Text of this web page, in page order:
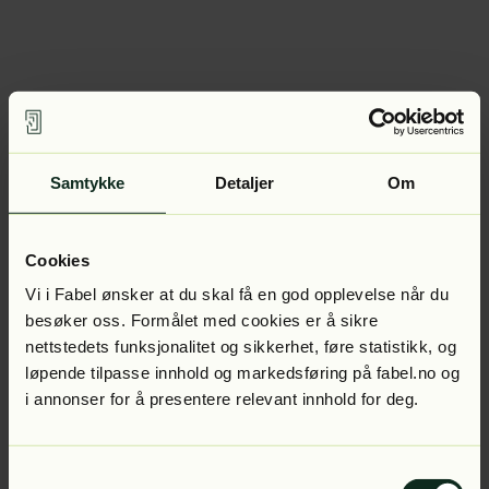
Samtykke Detaljer Om
Cookies
Vi i Fabel ønsker at du skal få en god opplevelse når du
besøker oss. Formålet med cookies er å sikre
nettstedets funksjonalitet og sikkerhet, føre statistikk, og
løpende tilpasse innhold og markedsføring på fabel.no og
i annonser for å presentere relevant innhold for deg.